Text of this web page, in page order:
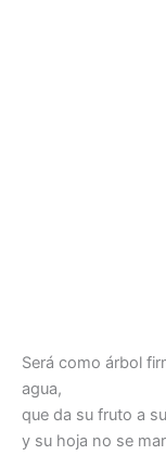
Será como árbol
agua,
que da su fruto a
y su hoja no se